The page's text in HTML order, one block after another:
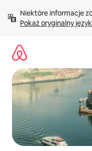
treści Pokaż oryginalny język